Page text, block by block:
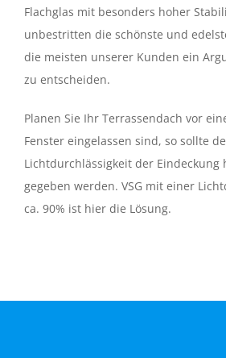
Flachglas mit besonders hoher
unbestritten die schönste und
die meisten unserer Kunden ein
zu entscheiden.
Planen Sie Ihr Terrassendach vor
Fenster eingelassen sind, so sollte
Lichtdurchlässigkeit der Eindeckung
gegeben werden. VSG mit einer
ca. 90% ist hier die Lösung.